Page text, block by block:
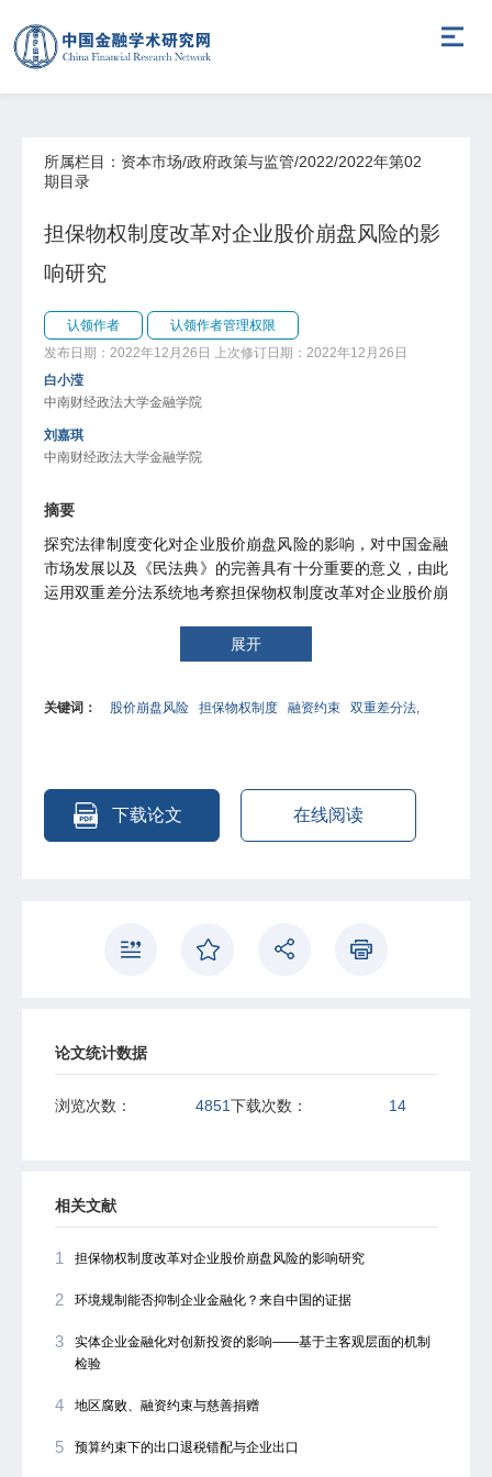
所属栏目：资本市场/政府政策与监管/2022/2022年第02
期目录
担保物权制度改革对企业股价崩盘风险的影
响研究
认领作者
认领作者管理权限
发布日期：2022年12月26日
上次修订日期：2022年12月26日
白小滢
中南财经政法大学金融学院
刘嘉琪
中南财经政法大学金融学院
摘要
探究法律制度变化对企业股价崩盘风险的影响，对中国金融
市场发展以及《民法典》的完善具有十分重要的意义，由此
运用双重差分法系统地考察担保物权制度改革对企业股价崩
的融资约束显著降低了股价崩盘风险。进一步通过三重差分
法进行异质性检验结果表明，在法律制度环境较好、市场化
低企业股价崩盘风险的作用相对更大。因此，法律制定者在
展开
关键词： 股价崩盘风险 担保物权制度 融资约束 双重差分法,
下载论文 在线阅读
论文统计数据
浏览次数： 4851下载次数： 14
相关文献
1 担保物权制度改革对企业股价崩盘风险的影响研究
2 环境规制能否抑制企业金融化？来自中国的证据
3
实体企业金融化对创新投资的影响——基于主客观层面的机制
检验
4 地区腐败、融资约束与慈善捐赠
5 预算约束下的出口退税错配与企业出口